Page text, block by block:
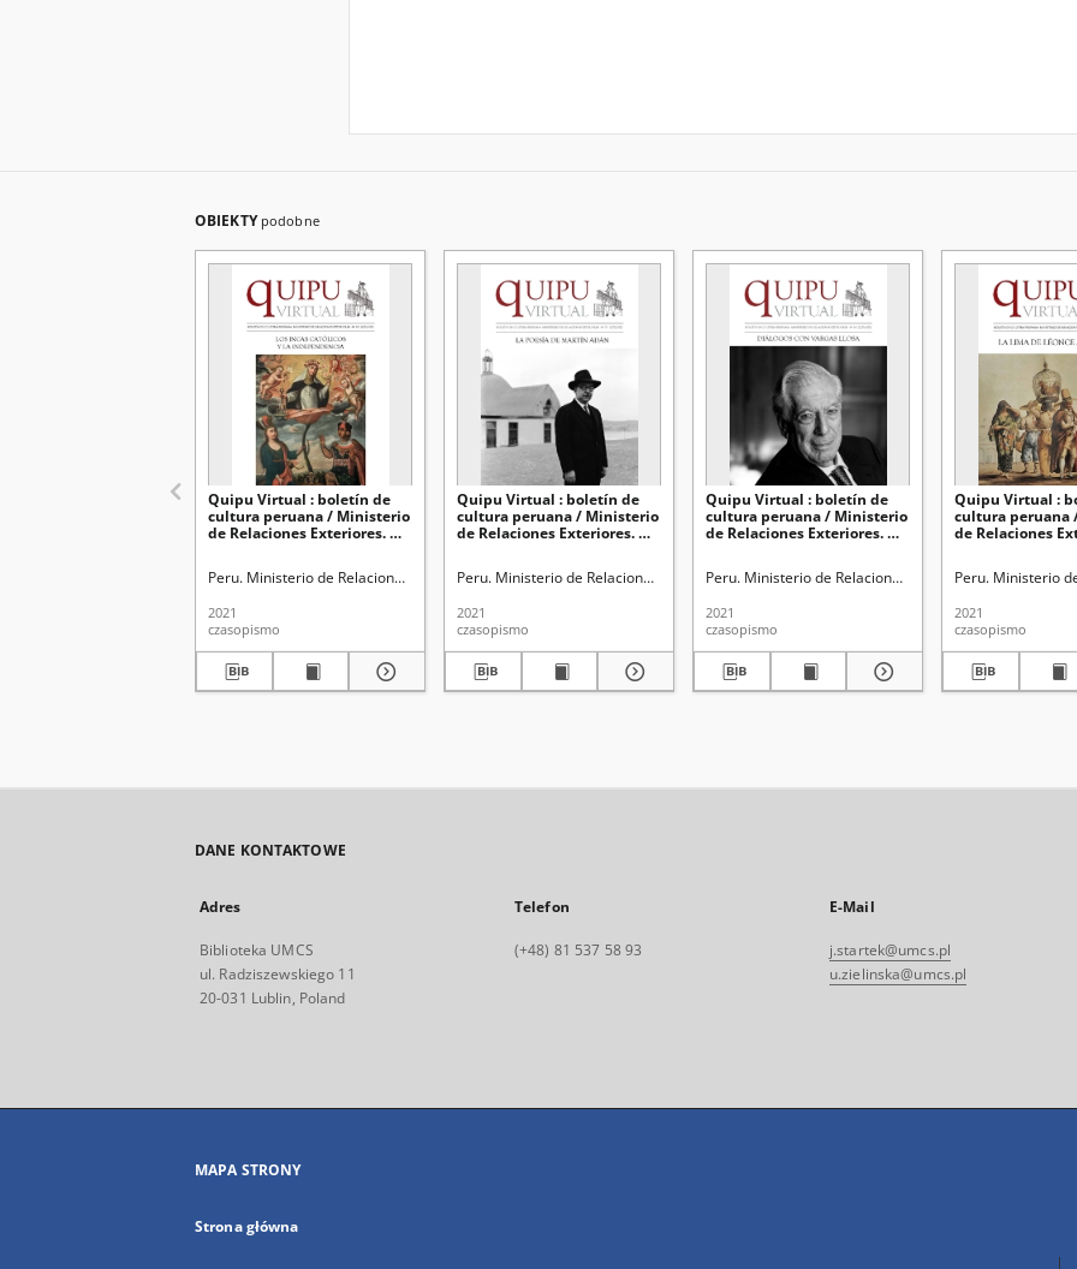
OBIEKTY podobne
Quipu Virtual : boletín de
cultura peruana / Ministerio
de Relaciones Exteriores. No
Peru. Ministerio de Relaciones Exteriores
2021
czasopismo
Quipu Virtual : boletín de
cultura peruana / Ministerio
de Relaciones Exteriores. No
Peru. Ministerio de Relaciones Exteriores
2021
czasopismo
Quipu Virtual : boletín de
cultura peruana / Ministerio
de Relaciones Exteriores. No
Peru. Ministerio de Relaciones Exteriores
2021
czasopismo
Quipu Virtual :
cultura peruana
de Relaciones
Peru. Ministerio
2021
czasopismo
DANE KONTAKTOWE
Adres
Biblioteka UMCS
ul. Radziszewskiego 11
20-031 Lublin, Poland
Telefon
(+48) 81 537 58 93
E-Mail
j.startek@umcs.pl
u.zielinska@umcs.pl
MAPA STRONY
Strona główna